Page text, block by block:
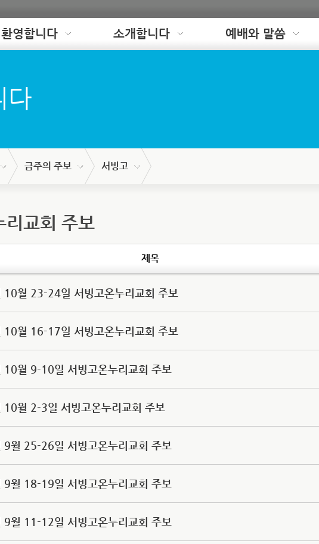
환영합니다 소개합니다 예배와 말씀
다
금주의 주보 서빙고
리교회 주보
제목
월 23-24일 서빙고온누리교회 주보
월 16-17일 서빙고온누리교회 주보
월 9-10일 서빙고온누리교회 주보
월 2-3일 서빙고온누리교회 주보
월 25-26일 서빙고온누리교회 주보
월 18-19일 서빙고온누리교회 주보
월 11-12일 서빙고온누리교회 주보